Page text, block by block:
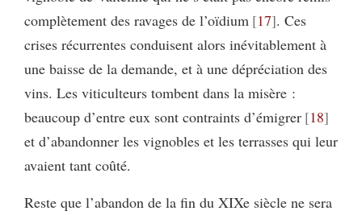
complètement des ravages de l’oïdium 17 . Ces
crises récurrentes conduisent alors inévitablement à
une baisse de la demande, et à une dépréciation des
vins. Les viticulteurs tombent dans la misère :
beaucoup d’entre eux sont contraints d’émigrer 18
et d’abandonner les vignobles et les terrasses qui leur
avaient tant coûté.
Reste que l’abandon de la fin du XIXe siècle ne sera